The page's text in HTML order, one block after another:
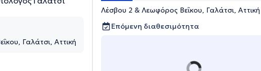
Γαλάτσι, Αττική
Λέσβου 2 & Λεωφόρος Βεΐκου, Γαλάτσι, Αττική
Επόμενη διαθεσιμότητα